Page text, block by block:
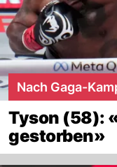
Nach Gaga-
Tyson (58):
gestorben»